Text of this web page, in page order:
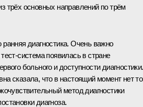
трёх основных направлений по трём
ранняя диагностика. Очень важно
система появилась в стране
больного и доступности диагностики.
сказала, что в настоящий момент нет
метод диагностики
диагноза.